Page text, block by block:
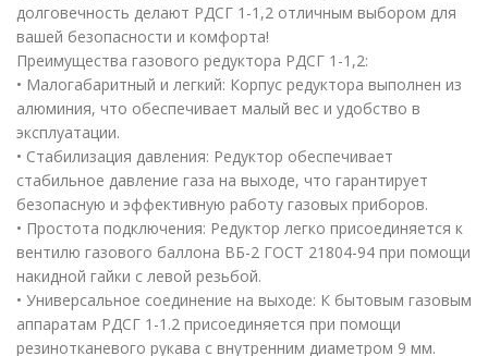
долговечность делают РДСГ 1-1,2 отличным выбором для
вашей безопасности и комфорта!
Преимущества газового редуктора РДСГ 1-1,2:
• Малогабаритный и легкий: Корпус редуктора выполнен из
алюминия, что обеспечивает малый вес и удобство в
эксплуатации.
• Стабилизация давления: Редуктор обеспечивает
стабильное давление газа на выходе, что гарантирует
безопасную и эффективную работу газовых приборов.
• Простота подключения: Редуктор легко присоединяется к
вентилю газового баллона ВБ-2 ГОСТ 21804-94 при помощи
накидной гайки с левой резьбой.
• Универсальное соединение на выходе: К бытовым газовым
аппаратам РДСГ 1-1.2 присоединяется при помощи
резинотканевого рукава с внутренним диаметром 9 мм.